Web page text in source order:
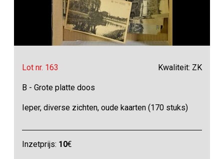
Lot nr. 163 Kwaliteit: ZK
B - Grote platte doos
Ieper, diverse zichten, oude kaarten (170 stuks)
Inzetprijs: 10€